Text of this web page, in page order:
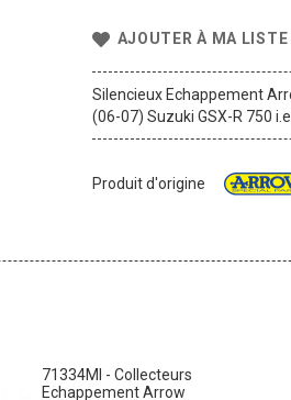
AJOUTER À MA LISTE
Silencieux Echappement
(06-07) Suzuki GSX-R 750
Produit d'origine
71334MI - Collecteurs
Echappement Arrow